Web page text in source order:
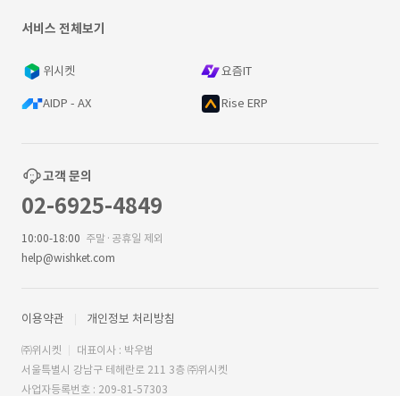
서비스 전체보기
위시켓 요즘IT
AIDP - AX Rise ERP
고객 문의
02-6925-4849
10:00-18:00 주말·공휴일 제외
help@wishket.com
이용약관 개인정보 처리방침
㈜위시켓
대표이사 : 박우범
서울특별시 강남구 테헤란로 211 3층 ㈜위시켓
사업자등록번호 : 209-81-57303